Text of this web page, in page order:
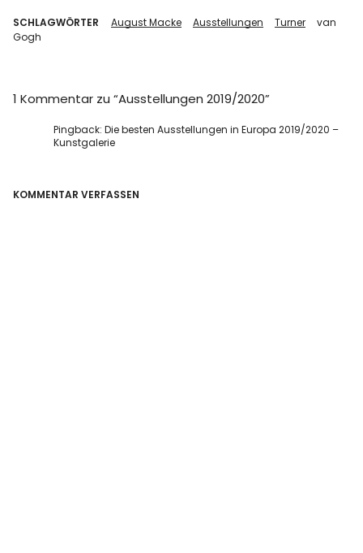
SCHLAGWÖRTER August Macke Ausstellungen Turner
van
Gogh
1 Kommentar zu “Ausstellungen 2019/2020”
Pingback:Die besten Ausstellungen in Europa 2019/2020 –
Kunstgalerie
KOMMENTAR VERFASSEN